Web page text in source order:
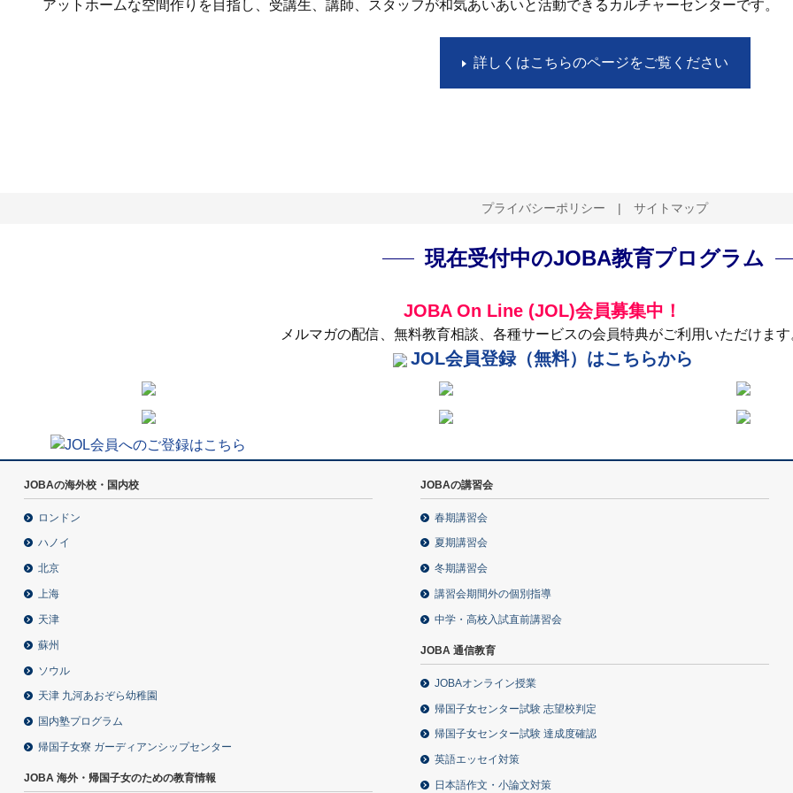
アットホームな空間作りを目指し、受講生、講師、スタッフが和気あいあいと活動できるカルチャーセンターです。
詳しくはこちらのページをご覧ください
プライバシーポリシー | サイトマップ
現在受付中のJOBA教育プログラム
JOBA On Line (JOL)会員募集中！
メルマガの配信、無料教育相談、各種サービスの会員特典がご利用いただけます
JOL会員登録（無料）はこちらから
JOBAの海外校・国内校
ロンドン
ハノイ
北京
上海
天津
蘇州
ソウル
天津 九河あおぞら幼稚園
国内塾プログラム
帰国子女寮 ガーディアンシップセンター
JOBA 海外・帰国子女のための教育情報
JOBAの講習会
春期講習会
夏期講習会
冬期講習会
講習会期間外の個別指導
中学・高校入試直前講習会
JOBA 通信教育
JOBAオンライン授業
帰国子女センター試験 志望校判定
帰国子女センター試験 達成度確認
英語エッセイ対策
日本語作文・小論文対策